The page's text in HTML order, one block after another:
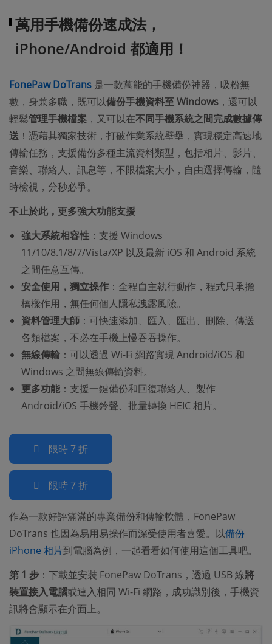
萬用手機備份速成法，
iPhone/Android 都適用！
FonePaw DoTrans 是一款萬能的手機備份神器，吸粉無
數，身兼多職，既可以備份手機資料至 Windows ，還可以
輕鬆管理手機檔案 ，又可以在不同手機系統之間完成數據傳
送 ！憑藉其獨家技術，打破作業系統壁壘，實現穩定高速地
傳輸任務，支援備份多種主流資料類型，包括相片、影片、
音樂、聯絡人、訊息等，不限檔案大小，自由選擇傳輸，隨
時檢視，分秒必爭。
不止於此，更多強大功能支援
強大系統相容性 ：支援 Windows
11/10/8.1/8/7/Vista/XP 以及最新 iOS 和 Android 系統
之間任意互傳。
安全使用，獨立操作 ：全程自主執行動作，程式只承擔
橋樑作用，無任何個人隱私洩露風險。
資料管理大師 ：可快速添加、匯入、匯出、刪除、傳送
各類檔案，不必在手機上慢吞吞操作。
無線傳輸 ：可以透過 Wi-Fi 網路實現 Android/iOS 和
Windows 之間無線傳輸資料。
更多功能 ：支援一鍵備份和回復聯絡人、製作
Android/iOS 手機鈴聲、批量轉換 HEIC 相片。
限時 7 折
限時 7 折
作為一款好評滿滿的專業備份和傳輸軟體，FonePaw
DoTrans 也因為易用易操作而深受使用者喜愛。以備份
iPhone 相片到電腦為例，一起看看如何使用這個工具吧。
第 1 步 ：下載並安裝 FonePaw DoTrans，透過 USB 線將
裝置接入電腦或連入相同 Wi-Fi 網路，成功識別後，手機資
訊將會顯示在介面上。